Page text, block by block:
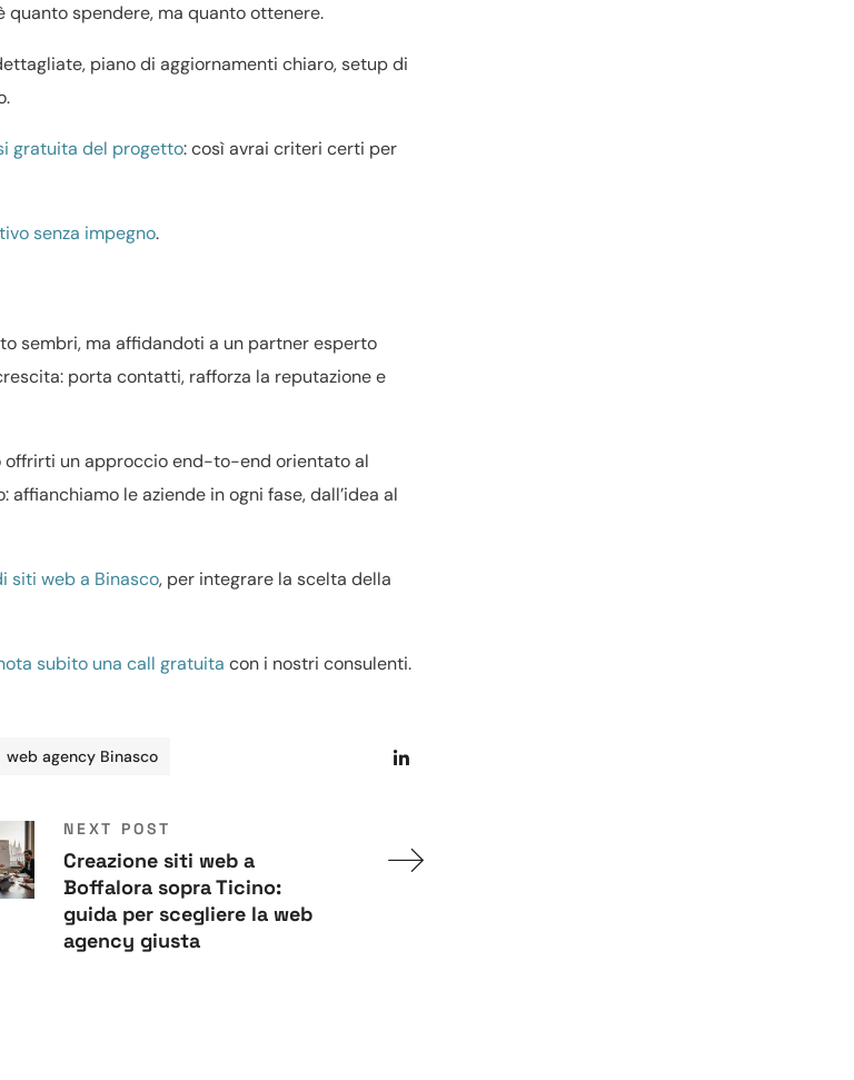
spendere, ma quanto ottenere.
piano di aggiornamenti chiaro, setup di
gratuita del progetto: così avrai criteri certi per
senza impegno.
sembri, ma affidandoti a un partner esperto
porta contatti, rafforza la reputazione e
offrirti un approccio end-to-end orientato al
le aziende in ogni fase, dall’idea al
siti web a Binasco, per integrare la scelta della
subito una call gratuita con i nostri consulenti.
web agency Binasco
NEXT POST
Creazione siti web a
Boffalora sopra Ticino:
guida per scegliere la web
agency giusta